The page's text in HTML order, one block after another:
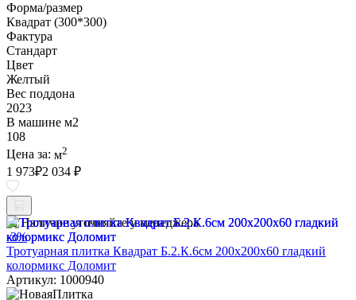
Форма/размер
Квадрат (300*300)
Фактура
Стандарт
Цвет
Желтый
Вес поддона
2023
В машине м2
108
Цена за: м2
1 973₽2 034 ₽
Наличие уточняйте у менеджера
-3%
Тротуарная плитка Квадрат Б.2.К.6см 200х200х60 гладкий
колормикс Доломит
Артикул: 1000940